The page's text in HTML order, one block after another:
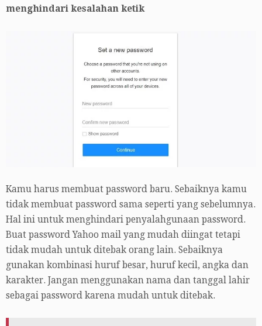
menghindari kesalahan ketik
Kamu harus membuat password baru. Sebaiknya kamu
tidak membuat password sama seperti yang sebelumnya.
Hal ini untuk menghindari penyalahgunaan password.
Buat password Yahoo mail yang mudah diingat tetapi
tidak mudah untuk ditebak orang lain. Sebaiknya
gunakan kombinasi huruf besar, huruf kecil, angka dan
karakter. Jangan menggunakan nama dan tanggal lahir
sebagai password karena mudah untuk ditebak.